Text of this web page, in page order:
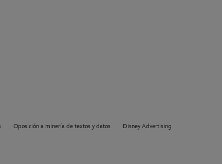
Oposición a minería de textos y datos
Disney Advertising